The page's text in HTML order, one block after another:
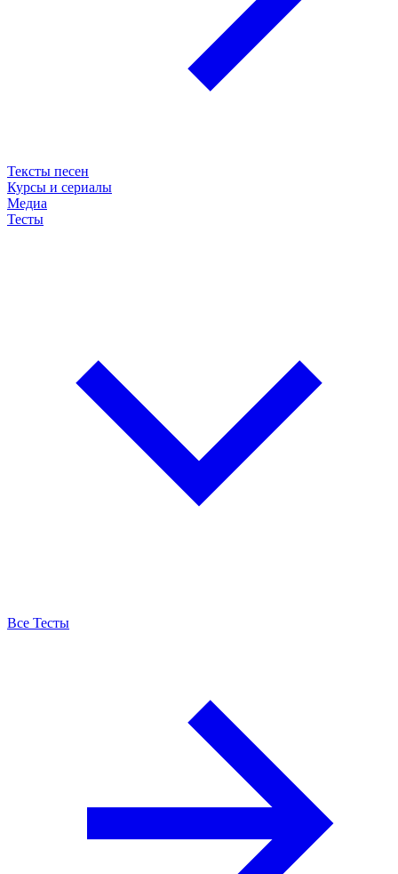
Тексты песен
Курсы и сериалы
Медиа
Тесты
Все Тесты